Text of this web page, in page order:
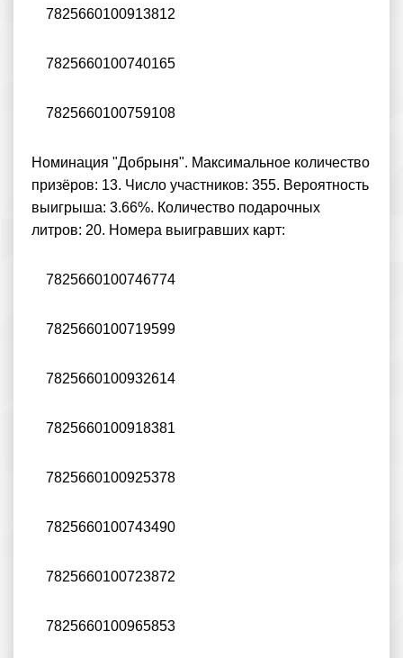
7825660100913812
7825660100740165
7825660100759108
Номинация "Добрыня". Максимальное количество
призёров: 13. Число участников: 355. Вероятность
выигрыша: 3.66%. Количество подарочных
литров: 20. Номера выигравших карт:
7825660100746774
7825660100719599
7825660100932614
7825660100918381
7825660100925378
7825660100743490
7825660100723872
7825660100965853